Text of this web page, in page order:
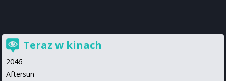
Teraz w kinach
2046
Aftersun